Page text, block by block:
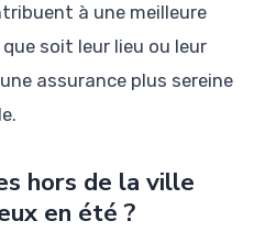
à une meilleure
soit leur lieu ou leur
assurance plus sereine
hors de la ville
en été ?